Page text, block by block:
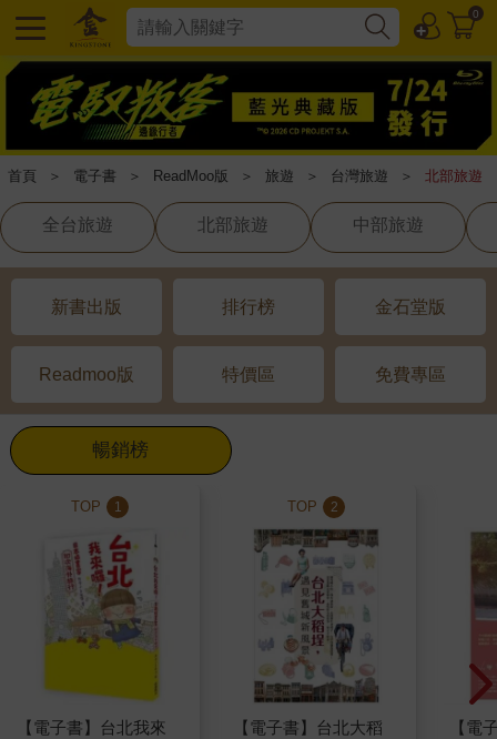
0
首頁 ＞ 電子書 ＞ ReadMoo版 ＞ 旅遊 ＞ 台灣旅遊 ＞ 北部旅遊
全台旅遊 北部旅遊 中部旅遊
新書出版 排行榜 金石堂版
Readmoo版 特價區 免費專區
暢銷榜
TOP 1
【電子書】台北我來
TOP 2
【電子書】台北大稻
【電